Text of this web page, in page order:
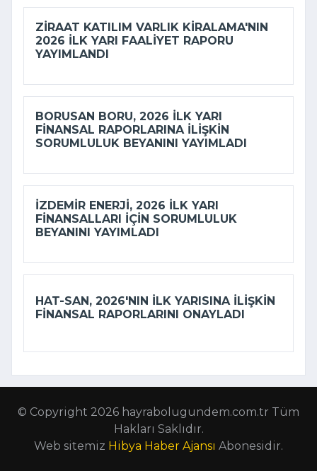
ZIRAAT KATILIM VARLIK KIRALAMA'NIN
2026 ILK YARI FAALIYET RAPORU
YAYIMLANDI
BORUSAN BORU, 2026 ILK YARI
FINANSAL RAPORLARINA ILIŞKIN
SORUMLULUK BEYANINI YAYIMLADI
İZDEMİR ENERJI, 2026 ILK YARI
FINANSALLARI IÇIN SORUMLULUK
BEYANINI YAYIMLADI
HAT-SAN, 2026'NIN ILK YARISINA ILIŞKIN
FINANSAL RAPORLARINI ONAYLADI
© Copyright 2026 hayrabolugundem.com.tr Tüm
Hakları Saklıdır.
Web sitemiz Hibya Haber Ajansı Abonesidir.